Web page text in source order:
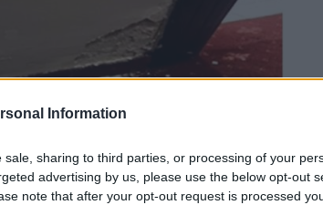
Information
sale, sharing to third parties, or processing of your
advertising by us, please use the below opt-out
note that after your opt-out request is processed